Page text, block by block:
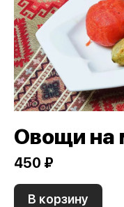
Овощи на
450 ₽
В корзину